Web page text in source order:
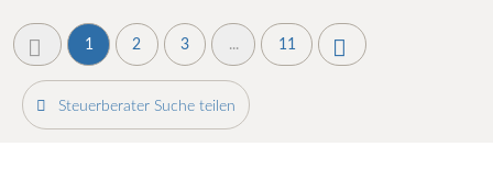
1 2 3 ... 11
Steuerberater Suche teilen